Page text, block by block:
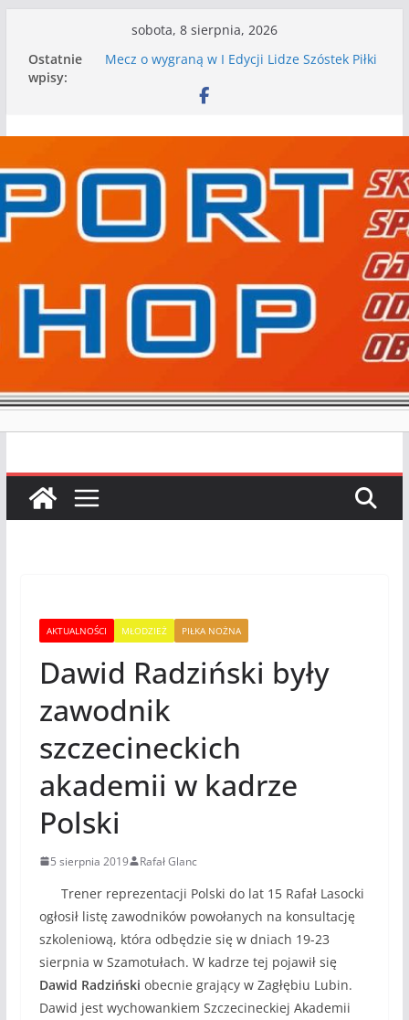
treści
sobota, 8 sierpnia, 2026
Ostatnie
wpisy:
Mecz o wygraną w I Edycji Lidze Szóstek Piłki
Nasze piłkarskie zespoły w toku przygotowań
Kolejne gry kontrolne naszych piłkarskich
WKS wygrywa pierwszą edycję Ligi Szóstek w
Gwdzie Wielkiej
I mamy kolejne gry kontrolne, piłkarskie
granie przed nami
AKTUALNOŚCI MŁODZIEŻ PIŁKA NOŻNA
Dawid Radziński były
zawodnik
szczecineckich
akademii w kadrze
Polski
5 sierpnia 2019 Rafał Glanc
Trener reprezentacji Polski do lat 15 Rafał Lasocki
ogłosił listę zawodników powołanych na konsultację
szkoleniową, która odbędzie się w dniach 19-23
sierpnia w Szamotułach. W kadrze tej pojawił się
Dawid Radziński obecnie grający w Zagłębiu Lubin.
Dawid jest wychowankiem Szczecineckiej Akademii